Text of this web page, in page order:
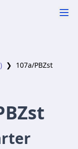
❯ 107a/PBZst